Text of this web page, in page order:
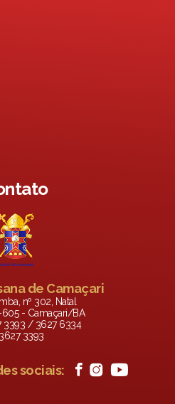
de Camaçari
nº 302, Natal
605 - Camaçari/BA
3393 / 3627 6334
3393
sociais: